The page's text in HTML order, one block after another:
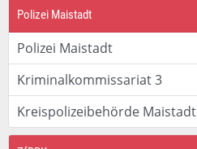
Polizei Maistadt
Polizei Maistadt
Kriminalkommissariat 3
Kreispolizeibehörde Maistadt